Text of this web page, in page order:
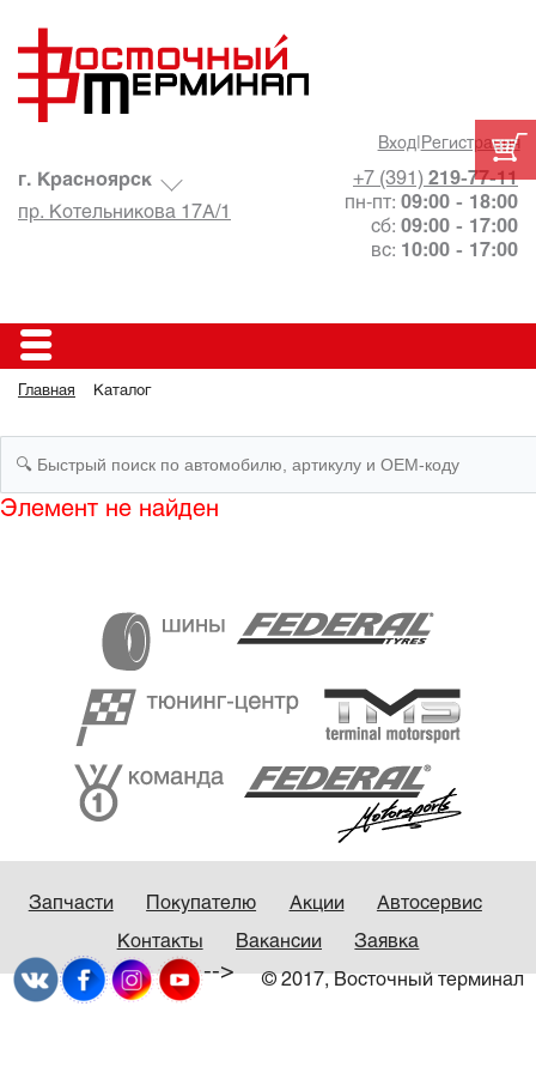
Вход| Регистрация
+7 (391) 219-77-11
пн-пт: 09:00 - 18:00
сб: 09:00 - 17:00
вс: 10:00 - 17:00
г. Красноярск
пр. Котельникова 17А/1
Главная Каталог
Элемент не найден
Запчасти Покупателю Акции Автосервис
Контакты Вакансии Заявка
© 2017, Восточный терминал
-->